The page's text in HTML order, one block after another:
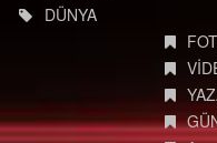
DÜNYA